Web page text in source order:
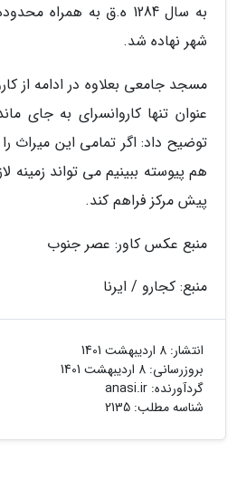
به سال 1284 ه.ق به
شهر نهاده شد.
مسجد جامعی بعلاوه در ادامه از
عنوان تنها کاروانسرای به جای
توضیح داد: اگر تمامی این میراث
هم پیوسته ببینیم می تواند زمینه
پیش مرکز فراهم کند.
منبع عکس کاور: عصر جنوب
منبع: کجارو / ایرنا
انتشار: 8 اردیبهشت 1401
بروزرسانی: 8 اردیبهشت 1401
گردآورنده: anasi.ir
شناسه مطلب: 2135